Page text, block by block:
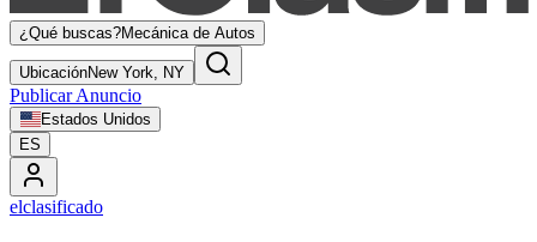
¿Qué buscas?Mecánica de Autos
UbicaciónNew York, NY
Publicar Anuncio
Estados Unidos
ES
elclasificado